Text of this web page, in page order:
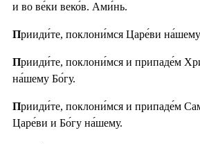
и во ве́ки веко́в. Ами́нь.
Прииди́те, поклони́мся Царе́ви
Прииди́те, поклони́мся и припаде́м
на́шему Бо́гу.
Прииди́те, поклони́мся и припаде́м
Царе́ви и Бо́гу на́шему.